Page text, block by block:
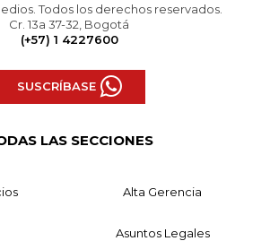
Todos los derechos reservados.
Cr. 13a 37-32, Bogotá
(+57) 1 4227600
SUSCRÍBASE
LAS SECCIONES
Alta Gerencia
Asuntos Legales